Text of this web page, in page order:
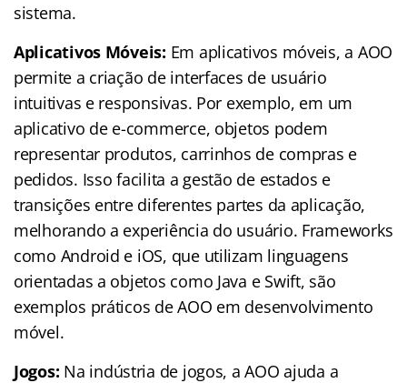
sistema.
Aplicativos Móveis: Em aplicativos móveis, a AOO
permite a criação de interfaces de usuário
intuitivas e responsivas. Por exemplo, em um
aplicativo de e-commerce, objetos podem
representar produtos, carrinhos de compras e
pedidos. Isso facilita a gestão de estados e
transições entre diferentes partes da aplicação,
melhorando a experiência do usuário. Frameworks
como Android e iOS, que utilizam linguagens
orientadas a objetos como Java e Swift, são
exemplos práticos de AOO em desenvolvimento
móvel.
Jogos: Na indústria de jogos, a AOO ajuda a